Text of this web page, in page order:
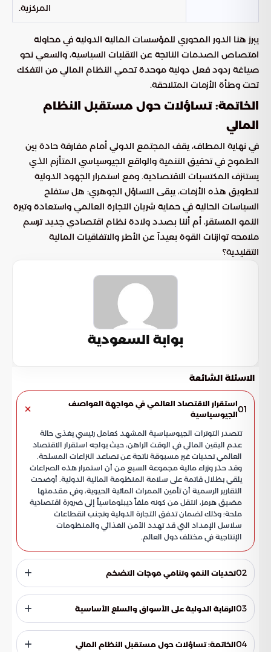
المركزية.
يبرز هنا الدور المحوري للمؤسسات المالية الدولية في محاولة
امتصاص الصدمات الناتجة عن التقلبات السياسية، والسعي نحو
صياغة ردود فعل دولية موحدة تحمي النظام المالي من التفكك
تحت وطأة الأزمات المتلاحقة.
الخاتمة: تساؤلات حول مستقبل النظام
المالي
في نهاية المطاف، يقف المجتمع الدولي أمام مفارقة حادة بين
الطموح في تحقيق التنمية والواقع الجيوسياسي المتأزم الذي
يستنزف المكتسبات الاقتصادية. ومع استمرار الجهود الدولية
لتطويق هذه الأزمات، يبقى التساؤل الجوهري: هل ستفلح
السياسات الحالية في حماية شريان التجارة العالمي واستعادة وتيرة
النمو المستقر، أم أننا بصدد ولادة نظام اقتصادي جديد ترسم
ملامحه توازنات القوة بعيداً عن الأطر والاتفاقيات المالية
التقليدية؟
بوابة السعودية
الاسئلة الشائعة
01استقرار الاقتصاد العالمي في مواجهة العواصف
الجيوسياسية
تتصدر التوترات الجيوسياسية المشهد كعامل رئيسي يغذي حالة
عدم اليقين المالي في الوقت الراهن، حيث يواجه استقرار الاقتصاد
العالمي تحديات غير مسبوقة ناتجة عن تصاعد النزاعات المسلحة.
وقد حذر وزراء مالية مجموعة السبع من أن استمرار هذه الصراعات
يلقي بظلال قاتمة على سلامة المنظومة المالية الدولية. أوضحت
التقارير الرسمية أن تأمين الممرات المائية الحيوية، وفي مقدمتها
مضيق هرمز، انتقل من كونه ملفاً ديبلوماسياً إلى ضرورة اقتصادية
ملحة؛ وذلك لضمان تدفق التجارة الدولية وتجنب انقطاعات
سلاسل الإمداد التي قد تهدد الأمن الغذائي والمنظومات
الإنتاجية في مختلف دول العالم.
02تحديات النمو وتنامي موجات التضخم
أشارت التقارير إلى أن الضبابية السياسية الحالية خلقت عوائق
ملموسة أمام خطط التعافي المالي، مما زاد من حجم المخاطر
المحيطة بالأسواق المتقدمة والناشئة. ويمكن تلخيص أبرز
03الرقابة الدولية على الأسواق والسلع الأساسية
تعمل القوى الاقتصادية العالمية على ابتكار آليات رقابية قادرة على
تتبع الآثار المباشرة وغير المباشرة للتصعيد الميداني على القطاعات04الخاتمة: تساؤلات حول مستقبل النظام المالي